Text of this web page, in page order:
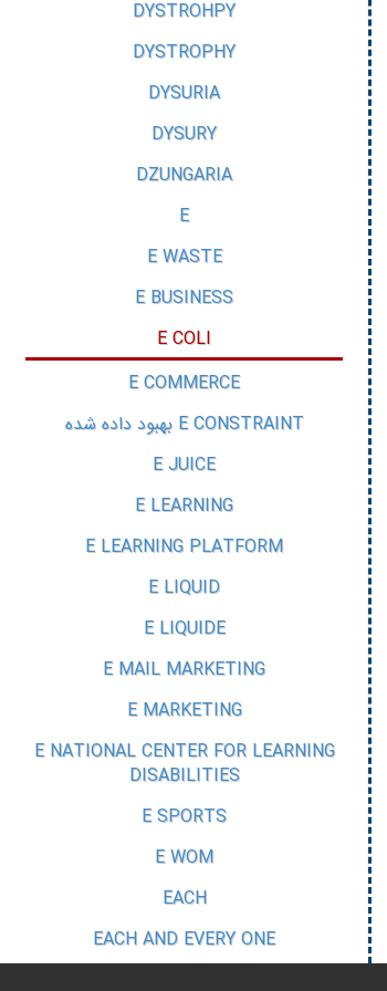
DYSTROHPY
DYSTROPHY
DYSURIA
DYSURY
DZUNGARIA
E
E WASTE
E BUSINESS
E COLI
E COMMERCE
E CONSTRAINT بهبود داده شده
E JUICE
E LEARNING
E LEARNING PLATFORM
E LIQUID
E LIQUIDE
E MAIL MARKETING
E MARKETING
E NATIONAL CENTER FOR LEARNING
DISABILITIES
E SPORTS
E WOM
EACH
EACH AND EVERY ONE